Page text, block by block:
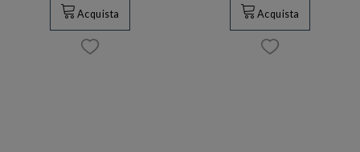
Acquista Acquista